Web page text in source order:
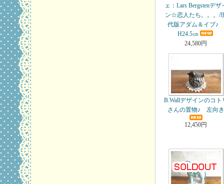
ェ：Lars Bergstenデザ
ン☆恋人たち。。。/
代版アダム＆イブ♪
H24.5㎝
24,580円
B.Wallデザインのコト
さんの置物♪ 左向き
12,450円